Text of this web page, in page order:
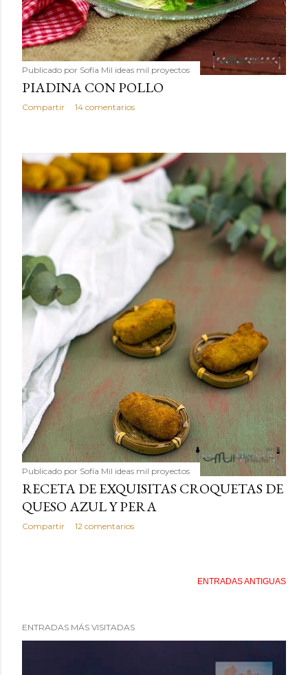
Publicado por Sofía Mil ideas mil proyectos
PIADINA CON POLLO
Compartir 14 comentarios
Publicado por Sofía Mil ideas mil proyectos
RECETA DE EXQUISITAS CROQUETAS DE
QUESO AZUL Y PERA
Compartir 12 comentarios
ENTRADAS ANTIGUAS
ENTRADAS MÁS VISITADAS